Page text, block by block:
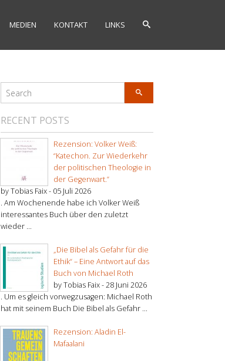
MEDIEN KONTAKT LINKS
RECENT POSTS
Rezension: Volker Weiß:
“Katechon. Zur Wiederkehr
der politischen Theologie in
der Gegenwart.”
by Tobias Faix - 05 Juli 2026
. Am Wochenende habe ich Volker Weiß
interessantes Buch über den zuletzt
wieder ...
„Die Bibel als Gefahr für die
Ethik“ – Eine Antwort auf das
Buch von Michael Roth
by Tobias Faix -28 Juni 2026
. Um es gleich vorwegzusagen: Michael Roth
hat mit seinem Buch Die Bibel als Gefahr ...
Rezension: Aladin El-
Mafaalani